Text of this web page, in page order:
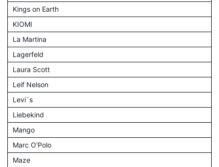
Kings on Earth
KIOMI
La Martina
Lagerfeld
Laura Scott
Leif Nelson
Levi´s
Liebekind
Mango
Marc O'Polo
Maze